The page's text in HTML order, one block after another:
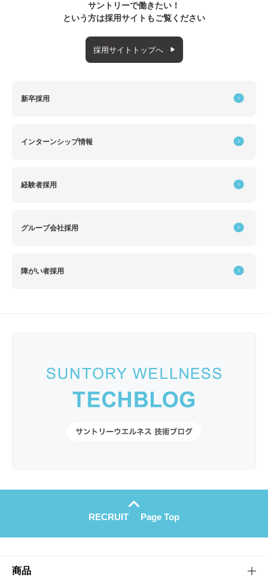
サントリーで働きたい！
という方は採用サイトもご覧ください
採用サイトトップへ
新卒採用
インターンシップ情報
経験者採用
グループ会社採用
障がい者採用
RECRUIT Page Top
商品